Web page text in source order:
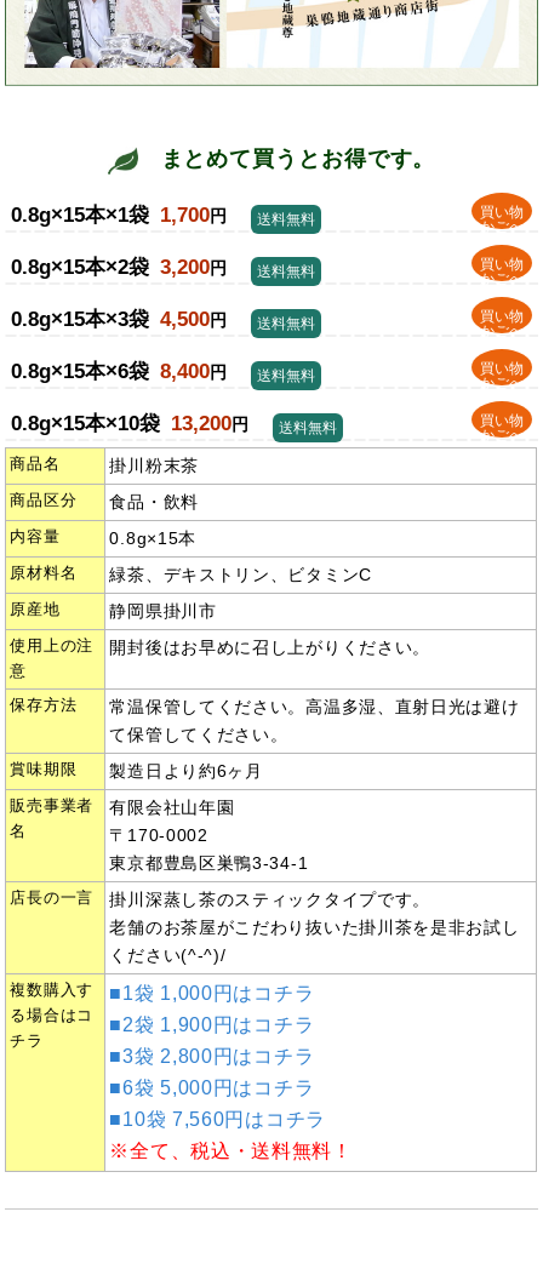
まとめて買うとお得です。
0.8g×15本×1袋 1,700円
買い物
かごへ
送料無料
0.8g×15本×2袋 3,200円
買い物
かごへ
送料無料
0.8g×15本×3袋 4,500円
買い物
かごへ
送料無料
0.8g×15本×6袋 8,400円
買い物
かごへ
送料無料
0.8g×15本×10袋 13,200円
買い物
かごへ
送料無料
商品名 掛川粉末茶
商品区分 食品・飲料
内容量 0.8g×15本
原材料名 緑茶、デキストリン、ビタミンC
原産地 静岡県掛川市
使用上の注
意
開封後はお早めに召し上がりください。
保存方法
常温保管してください。高温多湿、直射日光は避け
て保管してください。
賞味期限 製造日より約6ヶ月
販売事業者
名
有限会社山年園
〒170-0002
東京都豊島区巣鴨3-34-1
店長の一言
掛川深蒸し茶のスティックタイプです。
老舗のお茶屋がこだわり抜いた掛川茶を是非お試し
ください(^-^)/
複数購入す
る場合はコ
チラ
■1袋 1,000円はコチラ
■2袋 1,900円はコチラ
■3袋 2,800円はコチラ
■6袋 5,000円はコチラ
■10袋 7,560円はコチラ
※全て、税込・送料無料！